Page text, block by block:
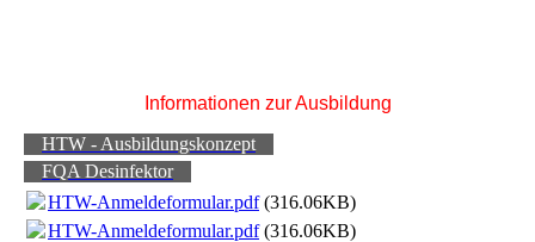
Informationen zur Ausbildung
HTW - Ausbildungskonzept
FQA Desinfektor
HTW-Anmeldeformular.pdf(316.06KB)
HTW-Anmeldeformular.pdf(316.06KB)